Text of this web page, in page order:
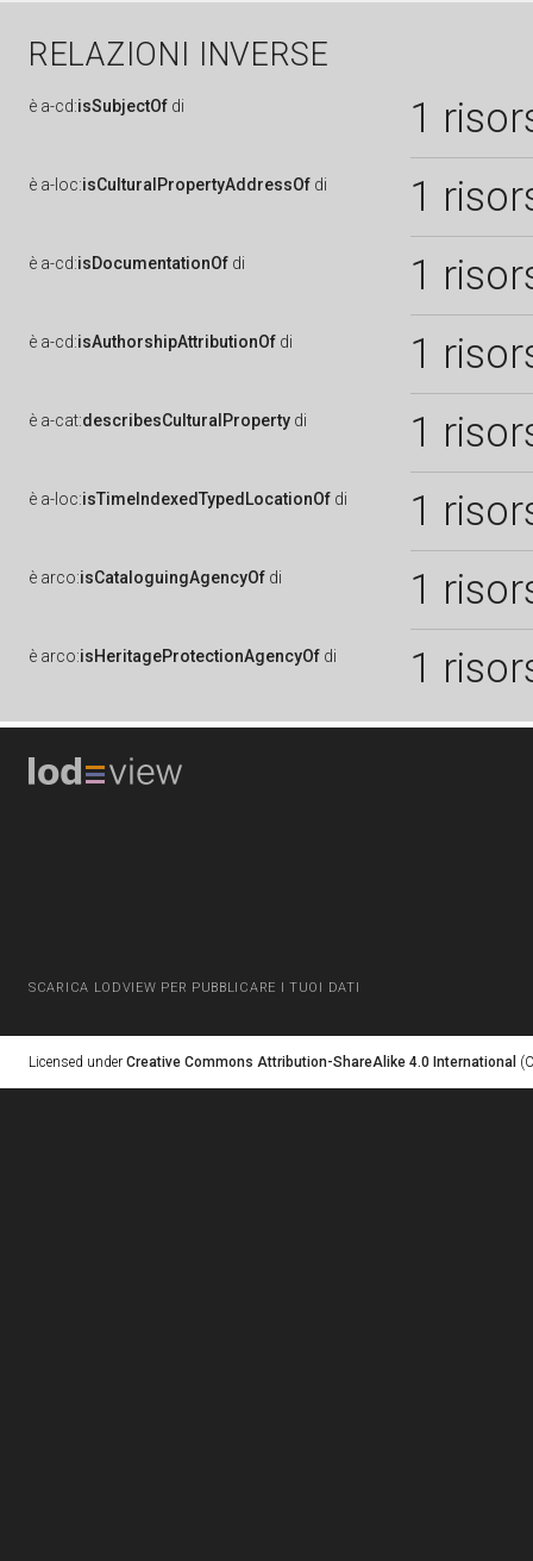
RELAZIONI INVERSE
è a-cd:isSubjectOf di 1
è a-loc:isCulturalPropertyAddressOf di 1
è a-cd:isDocumentationOf di 1
è a-cd:isAuthorshipAttributionOf di 1
è a-cat:describesCulturalProperty di 1
è a-loc:isTimeIndexedTypedLocationOf di 1
è arco:isCataloguingAgencyOf di 1
è arco:isHeritageProtectionAgencyOf di 1
SCARICA LODVIEW PER PUBBLICARE I TUOI DATI
Licensed under Creative Commons Attribution-ShareAlike 4.0 International